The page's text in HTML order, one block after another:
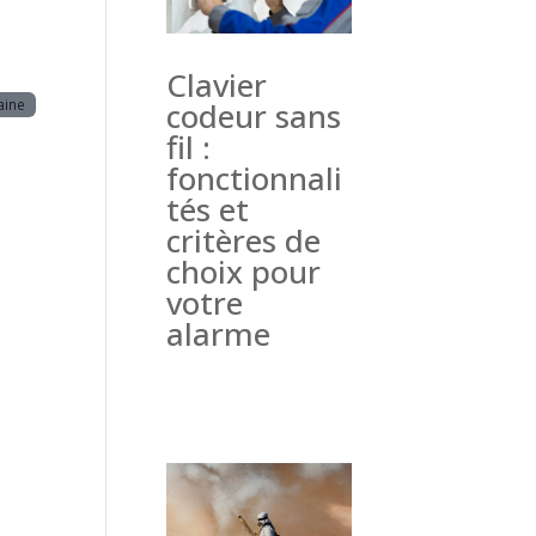
Clavier
codeur sans
fil :
fonctionnali
tés et
critères de
choix pour
votre
alarme